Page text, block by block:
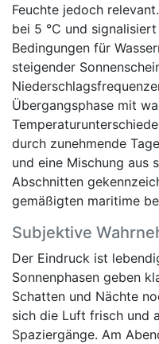
Feuchte jedoch
bei 5 °C und
Bedingungen für
steigender
Übergangsphase mit
durch zunehmende
und eine Mischung aus
Abschnitten
gemäßigten maritime
Subjektive
Der Eindruck ist
Sonnenphasen geben
Schatten und Nächte
sich die Luft frisch und
Spaziergänge. Am